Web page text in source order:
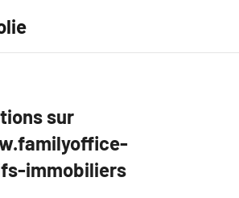
sur
immobiliers